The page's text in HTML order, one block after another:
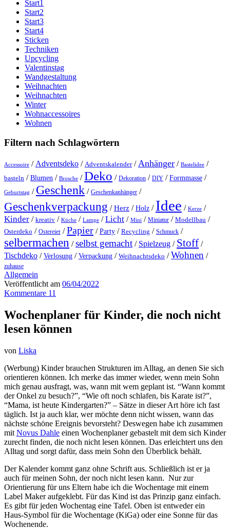
Start1
Start2
Start3
Start4
Sticken
Techniken
Upcycling
Valentinstag
Wandgestaltung
Weihnachten
Weihnachten
Winter
Wohnaccessoires
Wohnen
Filtern nach Schlagwörtern
Accessoire / Adventsdeko / Adventskalender/Anhänger / Bastelidee /
basteln /Blumen / Brosche /Deko / Dekoration / DIY /Formmasse /
Geburtstag / Geschenk / Geschenkanhänger /
Geschenkverpackung /Herz /Holz / Idee / Kerze /
Kinder / kreativ / Küche / Lampe /Licht / Mini / Miniatur / Modellbau /
Osterdeko / Ostereier /Papier /Party / Recycling / Schmuck /
selbermachen /selbst gemacht / Spielzeug / Stoff /
Tischdeko /Verlosung /Verpackung / Weihnachtsdeko /Wohnen /
zuhause
Allgemein
Veröffentlicht am 06/04/2022
Kommentare 11
Wochenplaner für Kinder, die noch nicht
lesen können
von Liska
(Werbung) Kinder brauchen Strukturen im Alltag, an denen Sie sich
orientieren können. Ich merke das immer wieder, wenn mein Sohn
mich genau ausfragt, was, wann mit wem geplant ist. “Wann kommt
der Onkel zu besuch?”, “Wie oft noch schlafen, bis Karate ist?”,
“Mama, ist heute Kindergarten?” – Sätze in dieser Art höre ich fast
täglich. Ist ja auch klar, wer möchte denn nicht wissen, wann das
nächste schöne Ereignis bevorsteht? Deswegen habe ich zusammen
mit Novus Dahle einen Wochenplaner gebastelt mit dem sich Kinder
zurecht finden, die noch nicht lesen können. Das erleichtert uns den
Alltag und sorgt dafür, dass mein Sohn den Überblick behält.
Der Kalender kommt ganz ohne Schrift aus. Schließlich ist er ja
auch für meinen Sohn, der noch nicht lesen kann. Nur zur
Orientierung für uns Eltern habe ich die Wochentage mit einem
Label Maker aufgeklebt. Für das Kind ist das Prinzip ganz einfach.
Es gibt für jeden Wochentag eine Tafel. Oben ist entweder ein
Haus-Symbol für die Wochentage (KiGa) oder eine Sonne für das
Wochenende.